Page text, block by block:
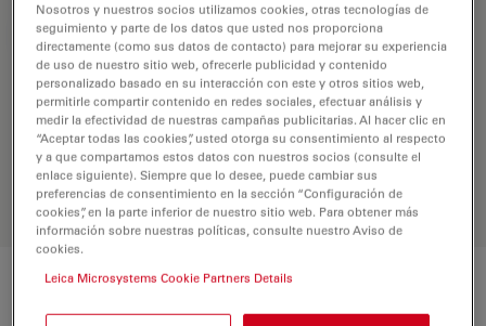
REQUEST FOR QUOTE
Encuentre la solución ideal. Explore
nuestroBuscador de Objetivos,
compare alternativas y encuentre la
opción que mejor se adapte a sus
necesidades.
Nosotros y nuestros socios utilizamos cookies, otras tecnologías de
seguimiento y parte de los datos que usted nos proporciona
directamente (como sus datos de contacto) para mejorar su experiencia
de uso de nuestro sitio web, ofrecerle publicidad y contenido
personalizado basado en su interacción con este y otros sitios web,
permitirle compartir contenido en redes sociales, efectuar análisis y
medir la efectividad de nuestras campañas publicitarias. Al hacer clic en
“Aceptar todas las cookies”, usted otorga su consentimiento al respecto
y a que compartamos estos datos con nuestros socios (consulte el
enlace siguiente). Siempre que lo desee, puede cambiar sus
preferencias de consentimiento en la sección “Configuración de
cookies”, en la parte inferior de nuestro sitio web. Para obtener más
información sobre nuestras políticas, consulte nuestro Aviso de
cookies.
Leica Microsystems Cookie Partners Details